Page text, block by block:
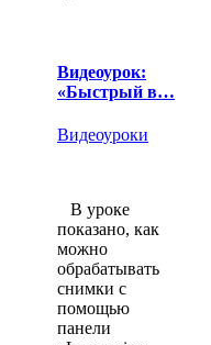
Видеоурок:
«Быстрый в…
Видеоуроки
В уроке
показано, как
можно
обрабатывать
снимки с
помощью
панели